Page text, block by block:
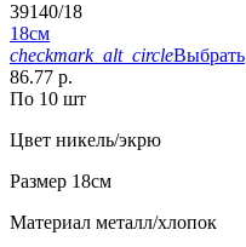
39140/18
18см
checkmark_alt_circleВыбрать
86.77 р.
По 10 шт
Цвет никель/экрю
Размер 18см
Материал металл/хлопок